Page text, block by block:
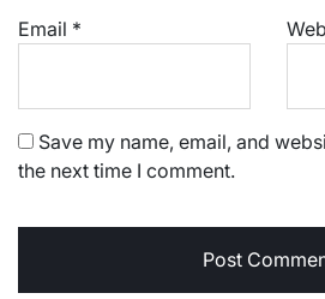
Email *
Save my name, email, and
the next time I comment.